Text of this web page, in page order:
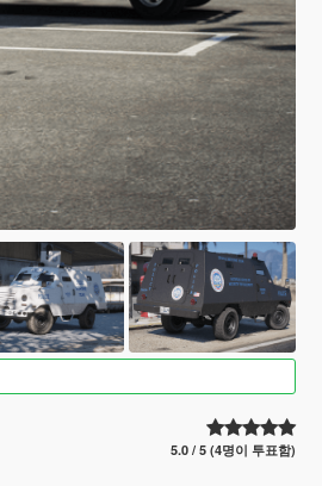
5.0 / 5 (4명이 투표함)